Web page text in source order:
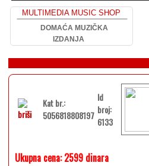
MULTIMEDIA MUSIC SHOP
DOMAĆA MUZIČKA
IZDANJA
Kat br.:
5056818808197
Id
broj:
6133
Ukupna cena:2599 dinara